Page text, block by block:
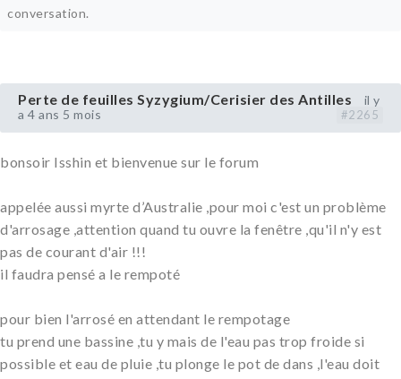
conversation.
Perte de feuilles Syzygium/Cerisier des Antilles
il y
a 4 ans 5 mois
#2265
bonsoir Isshin et bienvenue sur le forum
appelée aussi myrte d’Australie ,pour moi c'est un problème
d'arrosage ,attention quand tu ouvre la fenêtre ,qu'il n'y est
pas de courant d'air !!!
il faudra pensé a le rempoté
pour bien l'arrosé en attendant le rempotage
tu prend une bassine ,tu y mais de l'eau pas trop froide si
possible et eau de pluie ,tu plonge le pot de dans ,l'eau doit